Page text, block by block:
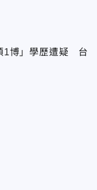
1博」學歷遭疑 台